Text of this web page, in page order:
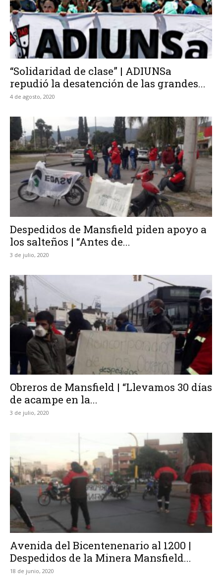
“Solidaridad de clase” | ADIUNSa
repudió la desatención de las grandes...
4 de agosto, 2020
Despedidos de Mansfield piden apoyo a
los salteños | “Antes de...
3 de julio, 2020
Obreros de Mansfield | “Llevamos 30 días
de acampe en la...
3 de julio, 2020
Avenida del Bicentenenario al 1200 |
Despedidos de la Minera Mansfield...
18 de junio, 2020